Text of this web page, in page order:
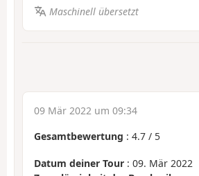
Maschinell übersetzt
09 Mär 2022 um 09:34
Gesamtbewertung : 4.7 / 5
Datum deiner Tour : 09. Mär 2022